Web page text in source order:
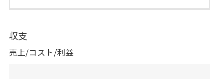
収支
売上/コスト/利益